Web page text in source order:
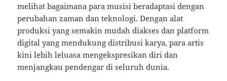
melihat bagaimana para musisi beradaptasi dengan
perubahan zaman dan teknologi. Dengan alat
produksi yang semakin mudah diakses dan platform
digital yang mendukung distribusi karya, para artis
kini lebih leluasa mengekspresikan diri dan
menjangkau pendengar di seluruh dunia.